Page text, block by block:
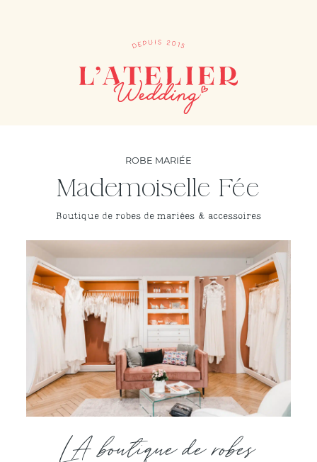
ROBE MARIÉE
Mademoiselle Fée
Boutique de robes de mariées & accessoires
LA boutique de robes